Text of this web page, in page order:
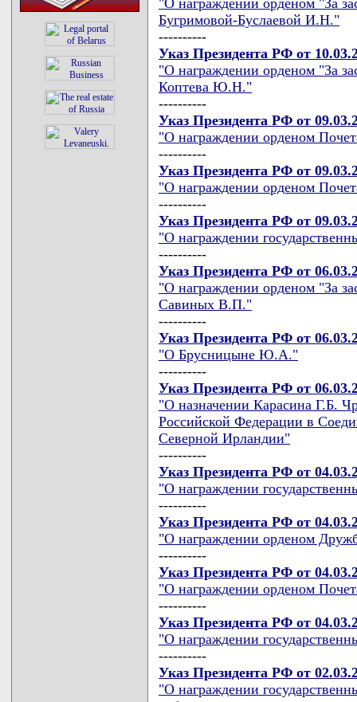
"О награждении орденом "За
Бугримовой-Буслаевой И.Н."
----------
Указ Президента РФ от
"О награждении орденом "За
Коптева Ю.Н."
----------
Указ Президента РФ от
"О награждении орденом
----------
Указ Президента РФ от
"О награждении орденом
----------
Указ Президента РФ от
"О награждении
----------
Указ Президента РФ от
"О награждении орденом "За
Савиных В.П."
----------
Указ Президента РФ от
"О Брусницыне Ю.А."
----------
Указ Президента РФ от
"О назначении Карасина Г.Б.
Российской Федерации в
Северной Ирландии"
----------
Указ Президента РФ от
"О награждении
----------
Указ Президента РФ от
"О награждении орденом
----------
Указ Президента РФ от
"О награждении орденом
----------
Указ Президента РФ от
"О награждении
----------
Указ Президента РФ от
"О награждении